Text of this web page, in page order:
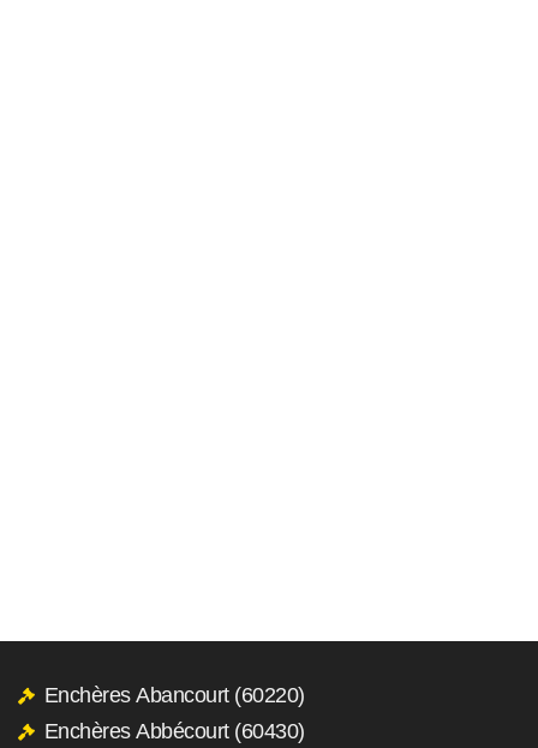
Enchères Abancourt (60220)
Enchères Abbécourt (60430)